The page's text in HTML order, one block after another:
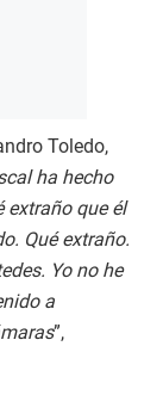
Toledo,
ha hecho
extraño que él
Qué extraño.
Yo no he
a
”,